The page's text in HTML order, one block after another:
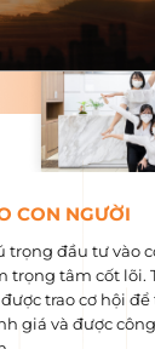
CON NGƯỜI
trọng đầu tư vào
trọng tâm cốt lõi.
trao cơ hội để
giá và được